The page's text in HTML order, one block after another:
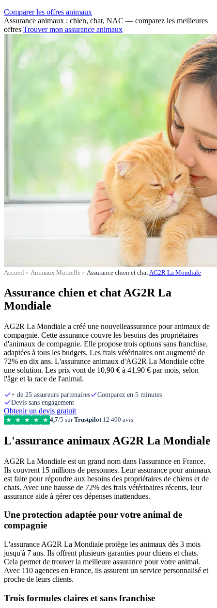
Comparer les offres animaux
Assurance animaux : chien, chat, NAC — comparez les meilleures
offres Trouver mon assurance animaux
Accueil » Animaux Mutuelle » Assurance chien et chatAG2R La Mondiale
Assurance chien et chat AG2R La
Mondiale
AG2R La Mondiale a créé une nouvelleassurance pour animaux de
compagnie. Cette assurance couvre les besoins des propriétaires
d'animaux de compagnie. Elle propose trois options sans franchise,
adaptées à tous les budgets. Les frais vétérinaires ont augmenté de
72% en dix ans. L'assurance animaux d'AG2R La Mondiale offre
une solution. Les prix vont de 10,90 € à 41,90 € par mois, selon
l'âge et la race de l'animal.
+ de 25 assureurs partenaires
Comparez en 5 minutes
Devis sans engagement
Obtenir un devis gratuit
★ ★ ★ ★ ★ 4,7/5 surTrustpilot12 400 avis
L'assurance animaux AG2R La Mondiale
AG2R La Mondiale est un grand nom dans l'assurance en France.
Ils couvrent 15 millions de personnes. Leur assurance pour animaux
est faite pour répondre aux besoins des propriétaires de chiens et de
chats. Avec une hausse de 72% des frais vétérinaires récents, leur
assurance aide à gérer ces dépenses inattendues.
Une protection adaptée pour votre animal de
compagnie
L'assurance AG2R La Mondiale protège les animaux dès 3 mois
jusqu'à 7 ans. Ils offrent plusieurs garanties pour chiens et chats.
Cela permet de trouver la meilleure assurance pour votre animal.
Avec 110 agences en France, ils assurent un service personnalisé et
proche de leurs clients.
Trois formules claires et sans franchise